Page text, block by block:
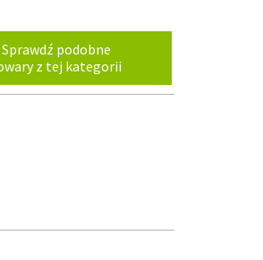
Sprawdź podobne
z tej kategorii